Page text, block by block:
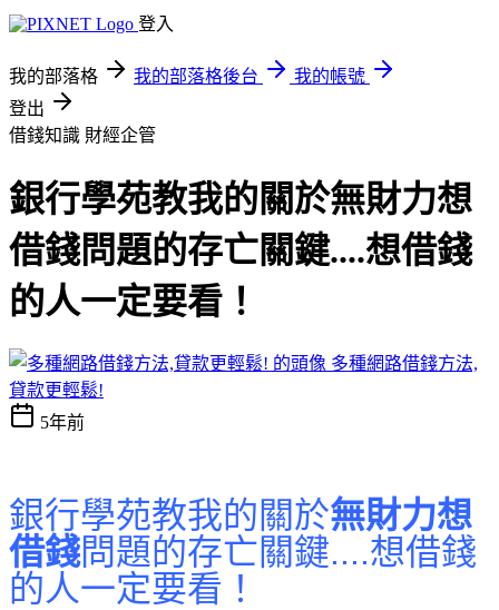
登入
我的部落格 我的部落格後台
我的帳號
登出
借錢知識 財經企管
銀行學苑教我的關於無財力想
借錢問題的存亡關鍵....想借錢
的人一定要看！
多種網路借錢方法,
貸款更輕鬆!
5年前
銀行學苑教我的關於無財力想
借錢問題的存亡關鍵....想借錢
的人一定要看！